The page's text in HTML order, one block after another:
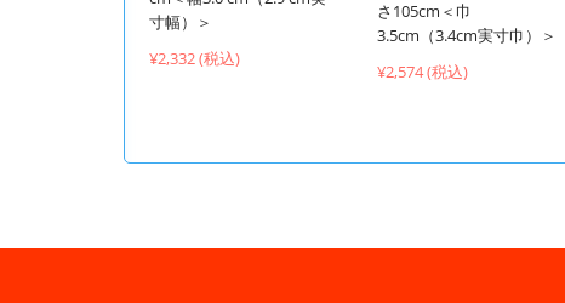
寸幅）＞
¥2,332 (税込)
さ105cm＜巾
3.5cm（3.4cm実寸巾）＞
¥2,574 (税込)